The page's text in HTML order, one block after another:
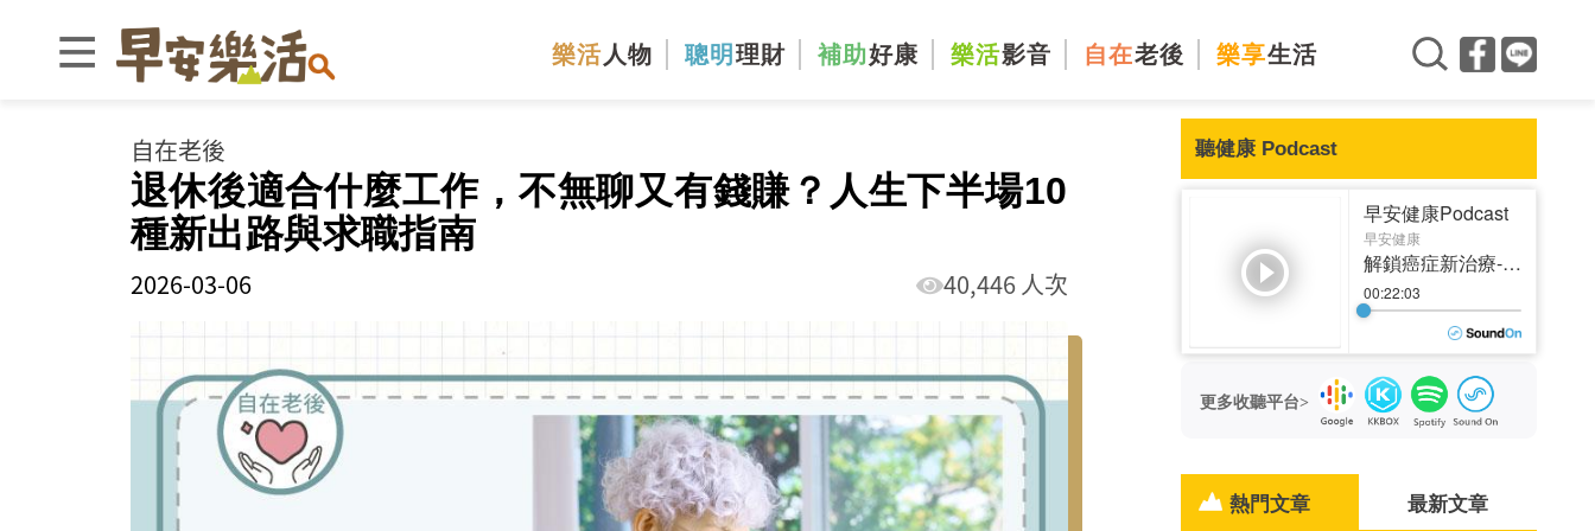
樂活 人物 聰明 理財 補助好康 樂活影音 自在老後 樂享生活
自在老後
退休後適合什麼工作，不無聊又有錢賺？人生下半場10
種新出路與求職指南
2026-03-06 40,446 人次
聽健康 Podcast
更多收聽平台>
熱門文章 最新文章